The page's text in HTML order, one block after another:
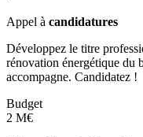
Appel à candidatures
Développez le titre
rénovation énergétique
accompagne. Candidatez !
Budget
2 M€